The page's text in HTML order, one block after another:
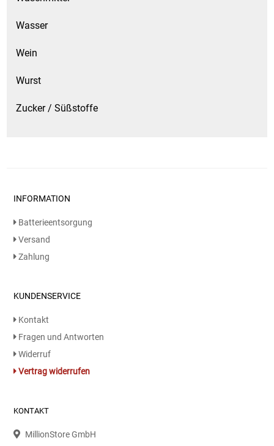
Wasser
Wein
Wurst
Zucker / Süßstoffe
INFORMATION
Batterieentsorgung
Versand
Zahlung
KUNDENSERVICE
Kontakt
Fragen und Antworten
Widerruf
Vertrag widerrufen
KONTAKT
MillionStore GmbH